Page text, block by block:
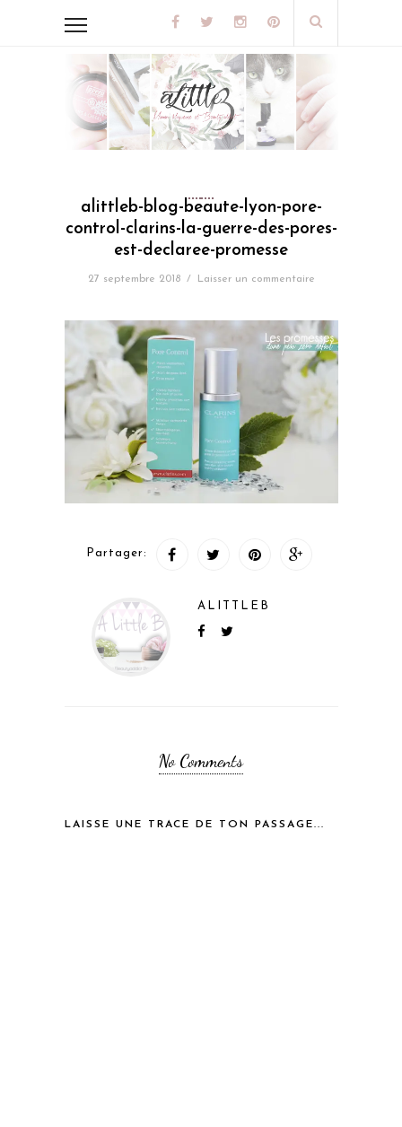
alittleb-blog-beaute-lyon-pore-
control-clarins-la-guerre-des-pores-
est-declaree-promesse
27 septembre 2018 / Laisser un commentaire
Partager:
ALITTLEB
No Comments
LAISSE UNE TRACE DE TON PASSAGE...